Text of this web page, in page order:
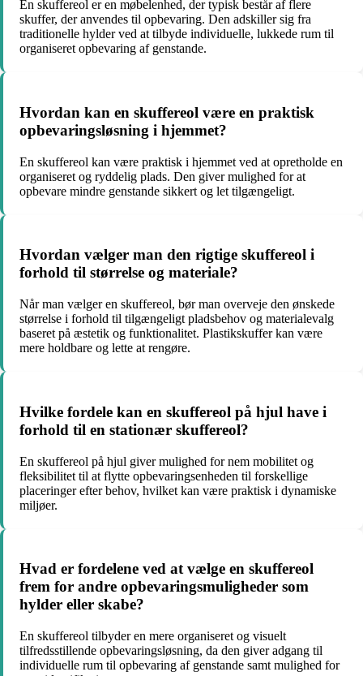
En skuffereol er en møbelenhed, der typisk består af flere
skuffer, der anvendes til opbevaring. Den adskiller sig fra
traditionelle hylder ved at tilbyde individuelle, lukkede rum til
organiseret opbevaring af genstande.
Hvordan kan en skuffereol være en praktisk
opbevaringsløsning i hjemmet?
En skuffereol kan være praktisk i hjemmet ved at opretholde en
organiseret og ryddelig plads. Den giver mulighed for at
opbevare mindre genstande sikkert og let tilgængeligt.
Hvordan vælger man den rigtige skuffereol i
forhold til størrelse og materiale?
Når man vælger en skuffereol, bør man overveje den ønskede
størrelse i forhold til tilgængeligt pladsbehov og materialevalg
baseret på æstetik og funktionalitet. Plastikskuffer kan være
mere holdbare og lette at rengøre.
Hvilke fordele kan en skuffereol på hjul have i
forhold til en stationær skuffereol?
En skuffereol på hjul giver mulighed for nem mobilitet og
fleksibilitet til at flytte opbevaringsenheden til forskellige
placeringer efter behov, hvilket kan være praktisk i dynamiske
miljøer.
Hvad er fordelene ved at vælge en skuffereol
frem for andre opbevaringsmuligheder som
hylder eller skabe?
En skuffereol tilbyder en mere organiseret og visuelt
tilfredsstillende opbevaringsløsning, da den giver adgang til
individuelle rum til opbevaring af genstande samt mulighed for